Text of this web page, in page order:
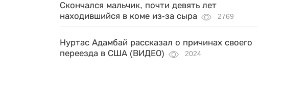
Скончался мальчик, почти девять лет
находившийся в коме из-за сыра
2769
Нуртас Адамбай рассказал о причинах своего
переезда в США (ВИДЕО)
2024